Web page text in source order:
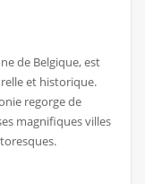
de Belgique, est
et historique.
regorge de
magnifiques villes